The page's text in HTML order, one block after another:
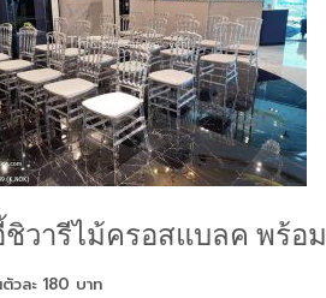
ชิวารีไม้ครอสแบลค พร้อ
ตัวละ 180 บาท